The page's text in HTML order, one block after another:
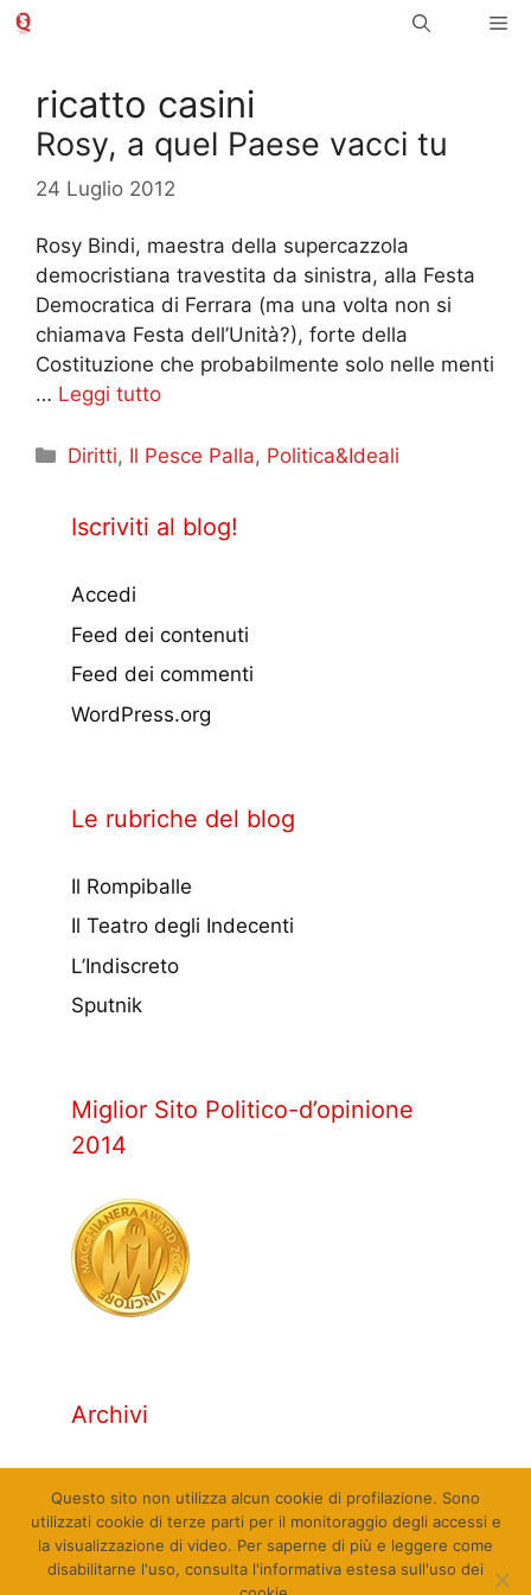
Vai
ricatto casini
Rosy, a quel Paese vacci tu
24 Luglio 2012
Rosy Bindi, maestra della supercazzola
democristiana travestita da sinistra, alla Festa
Democratica di Ferrara (ma una volta non si
chiamava Festa dell’Unità?), forte della
Costituzione che probabilmente solo nelle menti
… Leggi tutto
Categorie
Diritti, Il Pesce Palla, Politica&Ideali
Iscriviti al blog!
Accedi
Feed dei contenuti
Feed dei commenti
WordPress.org
Le rubriche del blog
Il Rompiballe
Il Teatro degli Indecenti
L’Indiscreto
Sputnik
Miglior Sito Politico-d’opinione
2014
Archivi
Questo sito non utilizza alcun cookie di profilazione. Sono
utilizzati cookie di terze parti per il monitoraggio degli accessi e
la visualizzazione di video. Per saperne di più e leggere come
disabilitarne l'uso, consulta l'informativa estesa sull'uso dei